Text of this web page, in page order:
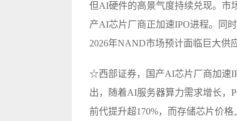
但AI硬件的高景气度持续兑现。市
产AI芯片厂商正加速IPO进程。同
2026年NAND市场预计面临巨大供
☆西部证券，国产AI芯片厂商加速
出，随着AI服务器算力需求增长，
前代提升超170%，而存储芯片价